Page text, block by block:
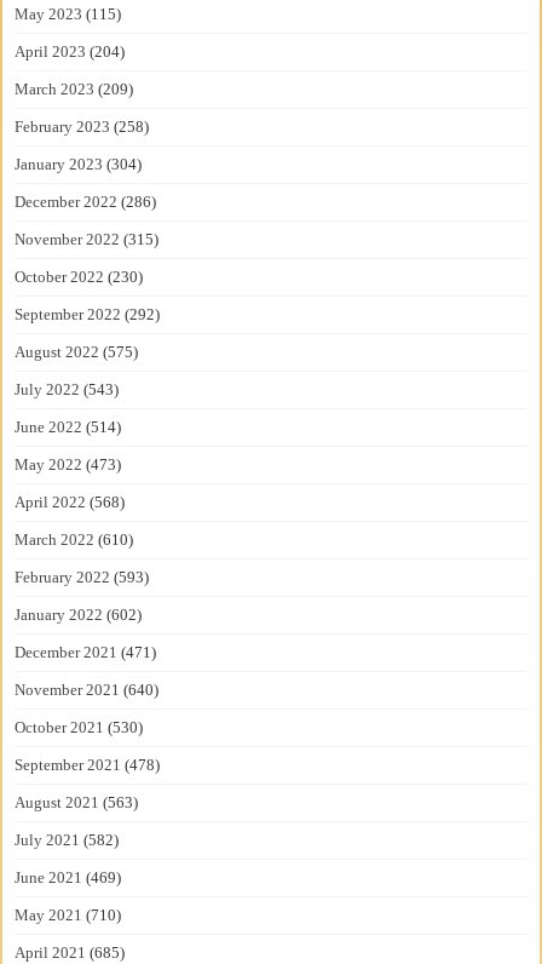
May 2023 (115)
April 2023 (204)
March 2023 (209)
February 2023 (258)
January 2023 (304)
December 2022 (286)
November 2022 (315)
October 2022 (230)
September 2022 (292)
August 2022 (575)
July 2022 (543)
June 2022 (514)
May 2022 (473)
April 2022 (568)
March 2022 (610)
February 2022 (593)
January 2022 (602)
December 2021 (471)
November 2021 (640)
October 2021 (530)
September 2021 (478)
August 2021 (563)
July 2021 (582)
June 2021 (469)
May 2021 (710)
April 2021 (685)